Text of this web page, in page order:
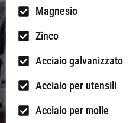
Magnesio
Zinco
Acciaio galvanizzato
Acciaio per utensili
Acciaio per molle